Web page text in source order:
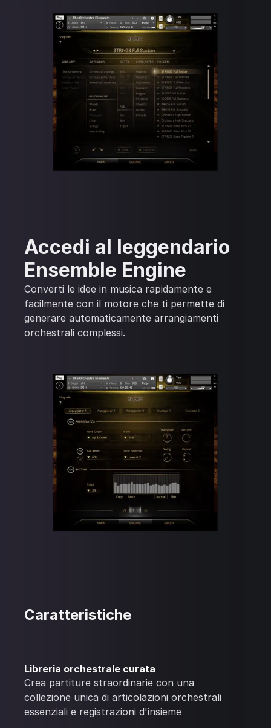
Accedi al leggendario
Ensemble Engine
Converti le idee in musica rapidamente e
facilmente con il motore che ti permette di
generare automaticamente arrangiamenti
orchestrali complessi.
Caratteristiche
Libreria orchestrale curata
Crea partiture straordinarie con una
collezione unica di articolazioni orchestrali
essenziali e registrazioni d'insieme